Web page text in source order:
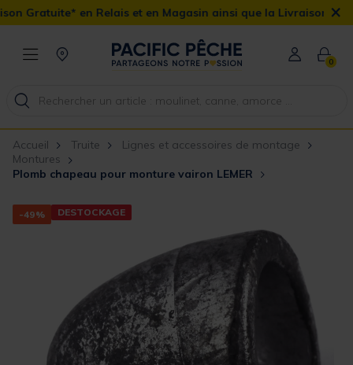
et en Magasin ainsi que la Livraison Domicile offerte dès
×
0
Accueil Truite
Lignes et accessoires de montage
Montures
Plomb chapeau pour monture vairon LEMER
-49% DESTOCKAGE